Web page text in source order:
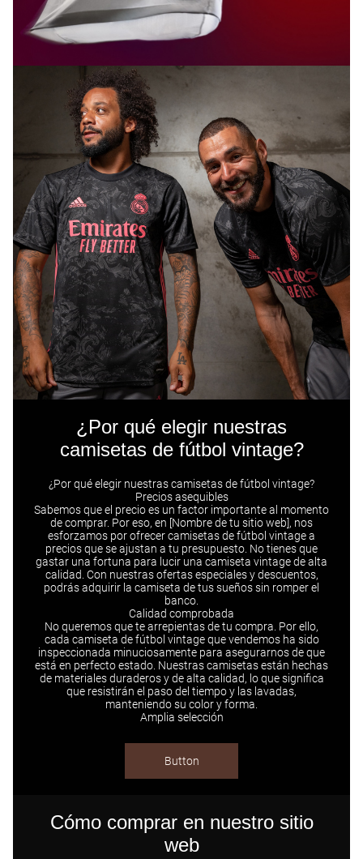
¿Por qué elegir nuestras
camisetas de fútbol vintage?
¿Por qué elegir nuestras camisetas de fútbol vintage?​
Precios asequibles​
Sabemos que el precio es un factor importante al momento
de comprar. Por eso, en [Nombre de tu sitio web], nos
esforzamos por ofrecer camisetas de fútbol vintage a
precios que se ajustan a tu presupuesto. No tienes que
gastar una fortuna para lucir una camiseta vintage de alta
calidad. Con nuestras ofertas especiales y descuentos,
podrás adquirir la camiseta de tus sueños sin romper el
banco.​
Calidad comprobada​
No queremos que te arrepientas de tu compra. Por ello,
cada camiseta de fútbol vintage que vendemos ha sido
inspeccionada minuciosamente para asegurarnos de que
está en perfecto estado. Nuestras camisetas están hechas
de materiales duraderos y de alta calidad, lo que significa
que resistirán el paso del tiempo y las lavadas,
manteniendo su color y forma.​
Amplia selección​
Button
Cómo comprar en nuestro sitio
web​